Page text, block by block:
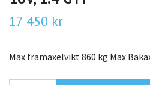
17 450 kr
Max framaxelvikt 860 kg Max